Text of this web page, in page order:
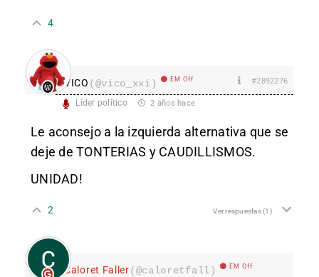
4
VICO (@vico_xxi) EM Off #2892276
Líder político 2 años hace
Le aconsejo a la izquierda alternativa que se
deje de TONTERIAS y CAUDILLISMOS.
UNIDAD!
2 Ver respuestas(1)
Caloret Faller(@caloretfall) EM Off